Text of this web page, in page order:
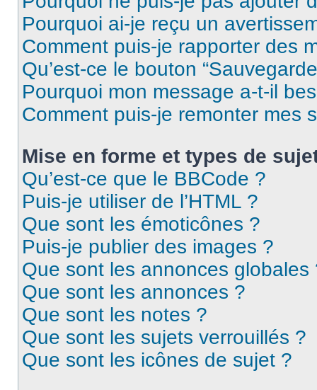
Pourquoi ai-je reçu un
Comment puis-je rapporter des
Qu’est-ce le bouton
Pourquoi mon message a-t-il
Comment puis-je remonter mes
Mise en forme et types de
Qu’est-ce que le BBCode ?
Puis-je utiliser de l’HTML ?
Que sont les émoticônes ?
Puis-je publier des images ?
Que sont les annonces globales
Que sont les annonces ?
Que sont les notes ?
Que sont les sujets verrouillés ?
Que sont les icônes de sujet ?